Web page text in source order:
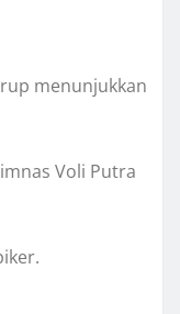
menunjukkan
Voli Putra